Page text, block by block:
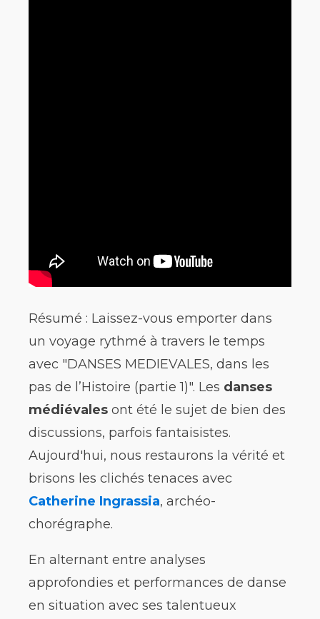
Résumé : Laissez-vous emporter dans
un voyage rythmé à travers le temps
avec "DANSES MEDIEVALES, dans les
pas de l’Histoire (partie 1)". Les danses
médiévales ont été le sujet de bien des
discussions, parfois fantaisistes.
Aujourd'hui, nous restaurons la vérité et
brisons les clichés tenaces avec
Catherine Ingrassia, archéo-
chorégraphe.
En alternant entre analyses
approfondies et performances de danse
en situation avec ses talentueux